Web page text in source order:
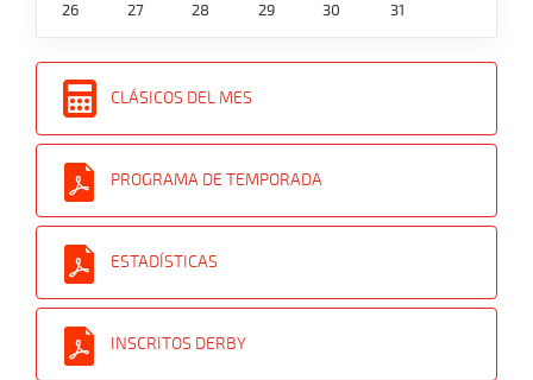
26 27 28 29 30 31
CLÁSICOS DEL MES
PROGRAMA DE TEMPORADA
ESTADÍSTICAS
INSCRITOS DERBY